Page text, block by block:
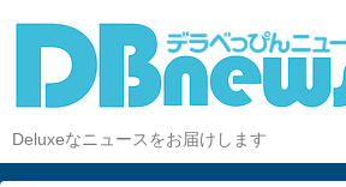
Deluxeなニュースをお届けします